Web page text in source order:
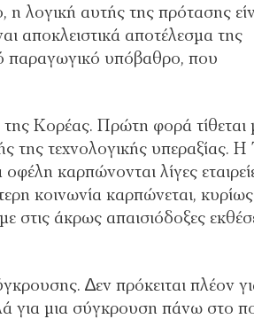
λογική αυτής της πρότασης
αποκλειστικά αποτέλεσµα της
παραγωγικό υπόβαθρο, που
Κορέας. Πρώτη φορά τίθεται
της τεχνολογικής υπεραξίας.
καρπώνονται λίγες
κοινωνία καρπώνεται, κυρίως
άκρως απαισιόδοξες
∆εν πρόκειται πλέον
για µια σύγκρουση πάνω στο